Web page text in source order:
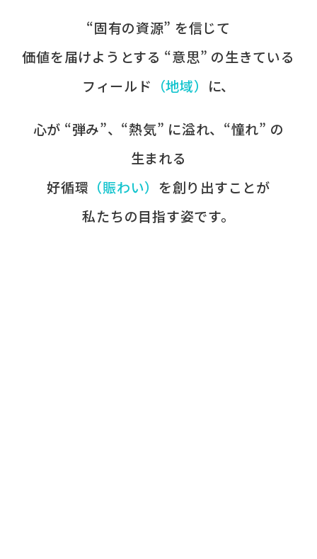
“固有の​資源” を​信じて
価値を​届けようとする​ “意思” の​生きている
フィールド ​（地域） に、​
心が​ “弾み”、​“熱気” に​溢れ、​“憧れ” の​
生まれる
好循環 ​（賑わい） を​創り出すことが
​私たちの​目指す姿です。​